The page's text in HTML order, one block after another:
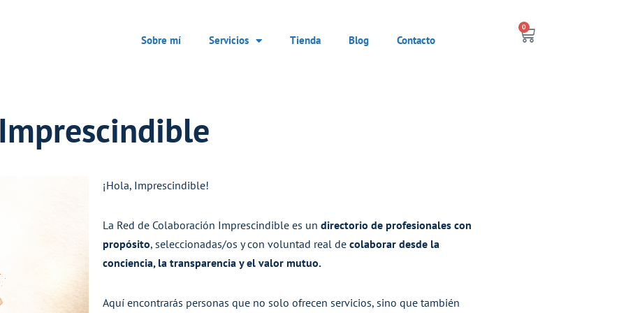
Sobre mí Servicios Tienda Blog Contacto
0
¡Hola, Imprescindible!
La Red de Colaboración Imprescindible es un directorio de profesionales con
propósito, seleccionadas/os y con voluntad real de colaborar desde la
conciencia, la transparencia y el valor mutuo.
Aquí encontrarás personas que no solo ofrecen servicios, sino que también